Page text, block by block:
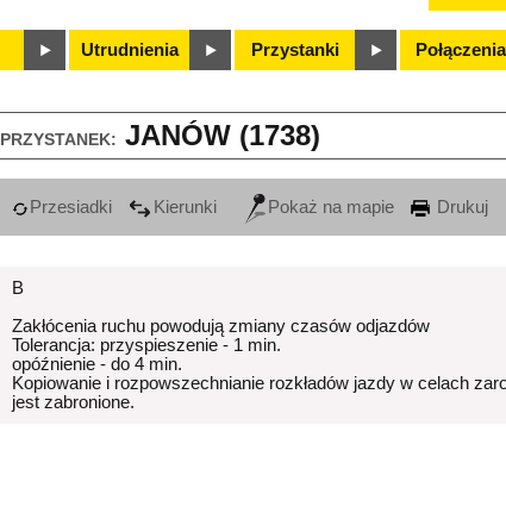
Utrudnienia Przystanki Połączenia
PRZYSTANEK: JANÓW (1738)
Przesiadki Kierunki Pokaż na mapie Drukuj
B
Zakłócenia ruchu powodują zmiany czasów odjazdów
Tolerancja: przyspieszenie - 1 min.
opóźnienie - do 4 min.
Kopiowanie i rozpowszechnianie rozkładów jazdy w celach
jest zabronione.